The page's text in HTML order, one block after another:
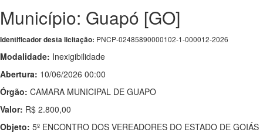
Município: Guapó [GO]
Identificador desta licitação: PNCP-02485890000102-1-000012-2026
Modalidade: Inexigibilidade
Abertura: 10/06/2026 00:00
Órgão: CAMARA MUNICIPAL DE GUAPO
Valor: R$ 2.800,00
Objeto: 5º ENCONTRO DOS VEREADORES DO ESTADO DE GOIÁS